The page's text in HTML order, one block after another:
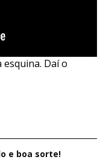
esquina. Daí o
e boa sorte!